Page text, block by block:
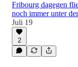
Fribourg dagegen
noch immer unter
Juli 19
2